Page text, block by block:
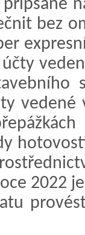
bez
2022